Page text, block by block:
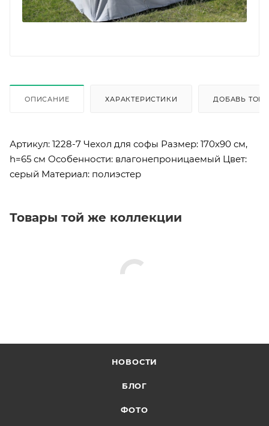
ОПИСАНИЕ ХАРАКТЕРИСТИКИ ДОБАВЬ
Артикул: 1228-7 Чехол для софы Размер: 170х90 см,
h=65 см Особенности: влагонепроницаемый Цвет:
серый Материал: полиэстер
Товары той же коллекции
НОВОСТИ
БЛОГ
ФОТО